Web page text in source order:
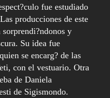
fue estudiado
producciones de este
y
Su idea fue
se encarg? de las
con el vestuario. Otra
de Daniela
de Sigismondo.